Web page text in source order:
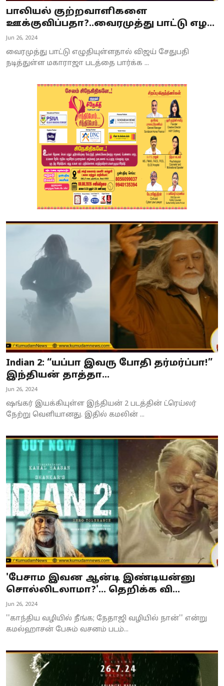
பாலியல் குற்றவாளிகளை
ஊக்குவிப்பதா?..வைரமுத்து பாட்டு எழ...
Jun 26, 2024
வைரமுத்து பாட்டு எழுதியுள்ளதால் விஜய் சேதுபதி
நடித்துள்ள மகாராஜா படத்தை பார்க்க ...
Indian 2: “யப்பா இவரு போதி தர்மர்ப்பா!”
இந்தியன் தாத்தா...
Jun 26, 2024
ஷங்கர் இயக்கியுள்ள இந்தியன் 2 படத்தின் ட்ரெய்லர்
நேற்று வெளியானது. இதில் கமலின் ...
'பேசாம இவன ஆன்டி இண்டியன்னு
சொல்லிடலாமா?'... தெறிக்க வி...
Jun 26, 2024
''காந்திய வழியில் நீங்க; நேதாஜி வழியில் நான்'' என்று
கமல்ஹாசன் பேசும் வசனம் படம்...